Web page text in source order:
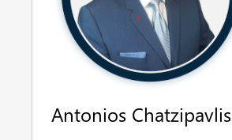
Antonios Chatzipavlis